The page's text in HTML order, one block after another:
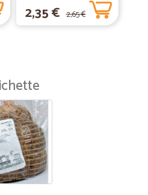
2,35 € 2,65 €